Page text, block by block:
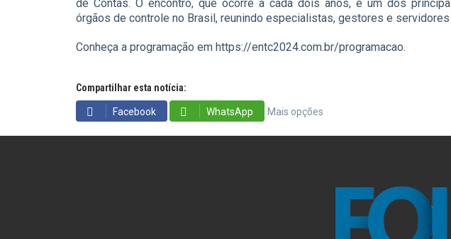
de Contas. O encontro, que ocorre a cada dois anos, é um dos
órgãos de controle no Brasil, reunindo especialistas, gestores e
Conheça a programação em https://entc2024.com.br/programacao.
Compartilhar esta notícia:
Facebook WhatsApp Mais opções